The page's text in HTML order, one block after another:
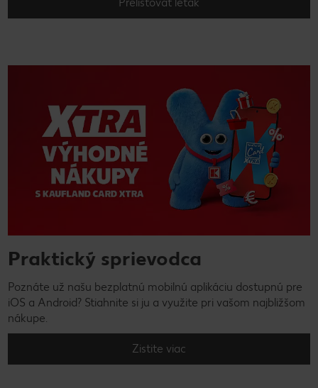
Praktický sprievodca
Poznáte už našu bezplatnú mobilnú aplikáciu dostupnú pre
iOS a Android? Stiahnite si ju a využite pri vašom najbližšom
nákupe.
Zistite viac